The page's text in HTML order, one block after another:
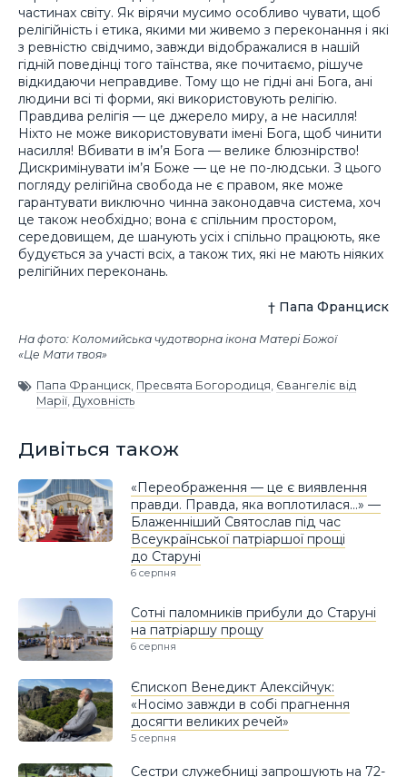
частинах світу. Як вірячи мусимо особливо чувати, щоб
релігійність і етика, якими ми живемо з переконання і які
з ревністю свідчимо, завжди відображалися в нашій
гідній поведінці того таїнства, яке почитаємо, рішуче
відкидаючи неправдиве. Тому що не гідні ані Бога, ані
людини всі ті форми, які використовують релігію.
Правдива релігія — це джерело миру, а не насилля!
Ніхто не може використовувати імені Бога, щоб чинити
насилля! Вбивати в ім’я Бога — велике блюзнірство!
Дискримінувати ім’я Боже — це не по-людськи. З цього
погляду релігійна свобода не є правом, яке може
гарантувати виключно чинна законодавча система, хоч
це також необхідно; вона є спільним простором,
середовищем, де шанують усіх і спільно працюють, яке
будується за участі всіх, а також тих, які не мають ніяких
релігійних переконань.
† Папа Франциск
На фото: Коломийська чудотворна ікона Матері Божої
«Це Мати твоя»
Папа Франциск, Пресвята Богородиця, Євангеліє від
Марії, Духовність
Дивіться також
«Переображення — це є виявлення
правди. Правда, яка воплотилася…» —
Блаженніший Святослав під час
Всеукраїнської патріаршої прощі
до Старуні
6 серпня
Сотні паломників прибули до Старуні
на патріаршу прощу
6 серпня
Єпископ Венедикт Алексійчук:
«Носімо завжди в собі прагнення
досягти великих речей»
5 серпня
Сестри служебниці запрошують на 72-